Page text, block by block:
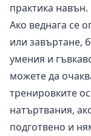
практика навън.
Ако веднага се
или завъртане,
умения и
можете да
тренировките
натъртвания,
подготвено и